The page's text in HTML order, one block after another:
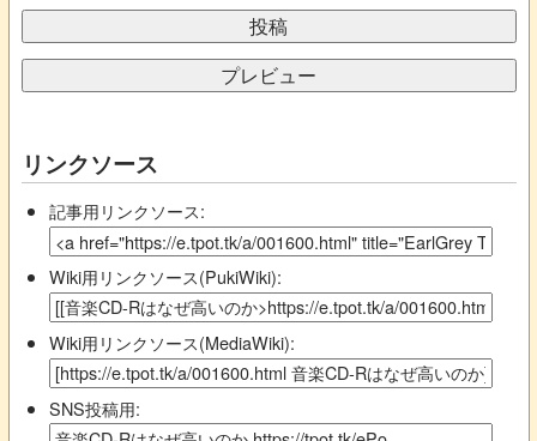
リンクソース
記事用リンクソース:
Wiki用リンクソース(PukiWiki):
Wiki用リンクソース(MediaWiki):
SNS投稿用: